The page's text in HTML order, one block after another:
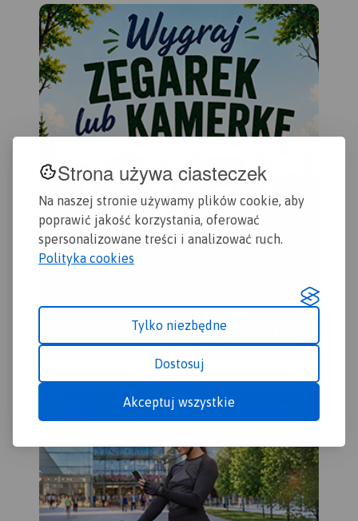
Strona używa ciasteczek
Na naszej stronie używamy plików cookie, aby
poprawić jakość korzystania, oferować
spersonalizowane treści i analizować ruch.
Polityka cookies
Tylko niezbędne
Dostosuj
Akceptuj wszystkie
kilometraż rzeki oraz obiekty
istotne dla kajakarza takie
jak miejsca niebezpieczne,
przeszkody na trasie spływu,
pola biwakowe.
Mapa jest zorientowana
zgodnie z kierunkiem
płynięcia.